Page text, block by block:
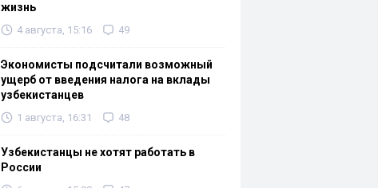
жизнь
4 августа, 15:16 49
Экономисты подсчитали возможный
ущерб от введения налога на вклады
узбекистанцев
1 августа, 16:31 48
Узбекистанцы не хотят работать в
России